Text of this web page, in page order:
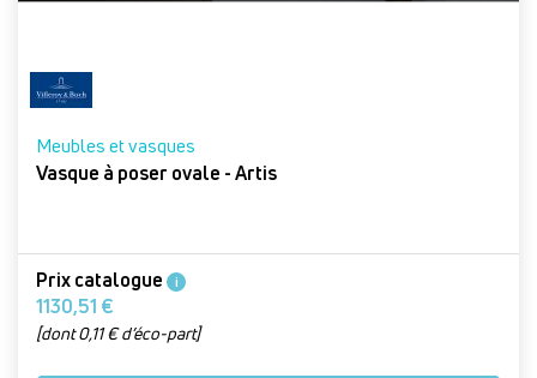
Meubles et vasques
Vasque à poser ovale - Artis
Prix catalogue i
1130,51 €
[dont 0,11 € d’éco-part]